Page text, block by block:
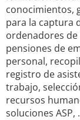
conocimientos,
para la captura
ordenadores
pensiones de
personal,
registro de
trabajo,
recursos
soluciones ASP,